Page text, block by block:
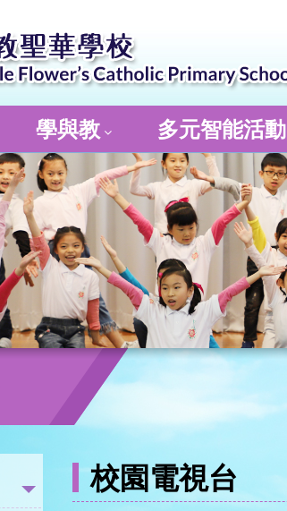
學與教 多元智能活動
校園電視台